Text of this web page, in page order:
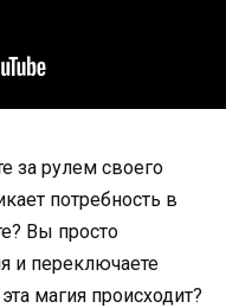
за рулем своего
потребность в
Вы просто
и переключаете
магия происходит?